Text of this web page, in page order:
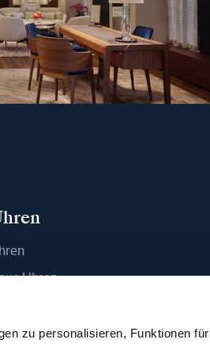
zu personalisieren, Funktionen
Uhren